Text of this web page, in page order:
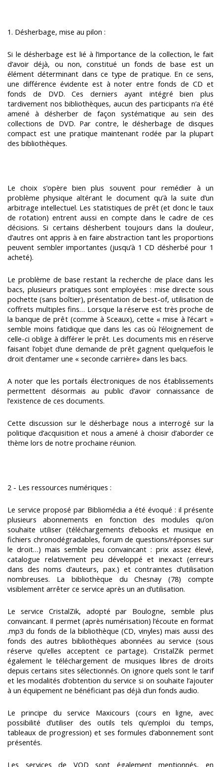
1. Désherbage, mise au pilon :
Si le désherbage est lié à l’importance de la collection, le fait
d’avoir déjà, ou non, constitué un fonds de base est un
élément déterminant dans ce type de pratique. En ce sens,
une différence évidente est à noter entre fonds de CD et
fonds de DVD. Ces derniers ayant intégré bien plus
tardivement nos bibliothèques, aucun des participants n’a été
amené à désherber de façon systématique au sein des
collections de DVD. Par contre, le désherbage de disques
compact est une pratique maintenant rodée par la plupart
des bibliothèques.
Le choix s’opère bien plus souvent pour remédier à un
problème physique altérant le document qu’à la suite d’un
arbitrage intellectuel. Les statistiques de prêt (et donc le taux
de rotation) entrent aussi en compte dans le cadre de ces
décisions. Si certains désherbent toujours dans la douleur,
d’autres ont appris à en faire abstraction tant les proportions
peuvent sembler importantes (jusqu’à 1 CD désherbé pour 1
acheté).
Le problème de base restant la recherche de place dans les
bacs, plusieurs pratiques sont employées : mise directe sous
pochette (sans boîtier), présentation de best-of, utilisation de
coffrets multiples fins… Lorsque la réserve est très proche de
la banque de prêt (comme à Sceaux), cette « mise à l’écart »
semble moins fatidique que dans les cas où l’éloignement de
celle-ci oblige à différer le prêt. Les documents mis en réserve
faisant l’objet d’une demande de prêt gagnent quelquefois le
droit d’entamer une « seconde carrière» dans les bacs.
A noter que les portails électroniques de nos établissements
permettent désormais au public d’avoir connaissance de
l’existence de ces documents.
Cette discussion sur le désherbage nous a interrogé sur la
politique d’acquisition et nous a amené à choisir d’aborder ce
thème lors de notre prochaine réunion.
2 - Les ressources numériques :
Le service proposé par Bibliomédia a été évoqué : il présente
plusieurs abonnements en fonction des modules qu’on
souhaite utiliser (téléchargements d’ebooks et musique en
fichiers chronodégradables, forum de questions/réponses sur
le droit…) mais semble peu convaincant : prix assez élevé,
catalogue relativement peu développé et inexact (erreurs
dans des noms d’auteurs, pax.) et contraintes d’utilisation
nombreuses. La bibliothèque du Chesnay (78) compte
visiblement arrêter ce service après un an d’utilisation.
Le service CristalZik, adopté par Boulogne, semble plus
convaincant. Il permet (après numérisation) l’écoute en format
.mp3 du fonds de la bibliothèque (CD, vinyles) mais aussi des
fonds des autres bibliothèques abonnées au service (sous
réserve qu’elles acceptent ce partage). CristalZik permet
également le téléchargement de musiques libres de droits
depuis certains sites sélectionnés. On ignore quels sont le tarif
et les modalités d’obtention du service si on souhaite l’ajouter
à un équipement ne bénéficiant pas déjà d’un fonds audio.
Le principe du service Maxicours (cours en ligne, avec
possibilité d’utiliser des outils tels qu’emploi du temps,
tableaux de progression) et ses formules d’abonnement sont
présentés.
Les services de VOD sont également mentionnés, en